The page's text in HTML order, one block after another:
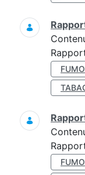
FUMO
FUMO